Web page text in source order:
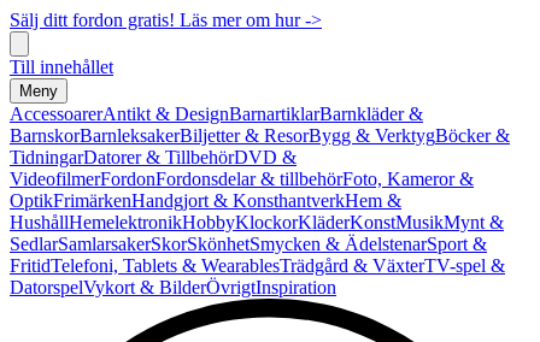
Sälj ditt fordon gratis! Läs mer om hur ->
Till innehållet
Meny
AccessoarerAntikt & DesignBarnartiklarBarnkläder &
BarnskorBarnleksakerBiljetter & ResorBygg & VerktygBöcker &
TidningarDatorer & TillbehörDVD &
VideofilmerFordonFordonsdelar & tillbehörFoto, Kameror &
OptikFrimärkenHandgjort & KonsthantverkHem &
HushållHemelektronikHobbyKlockorKläderKonstMusikMynt &
SedlarSamlarsakerSkorSkönhetSmycken & ÄdelstenarSport &
FritidTelefoni, Tablets & WearablesTrädgård & VäxterTV-spel &
DatorspelVykort & BilderÖvrigtInspiration